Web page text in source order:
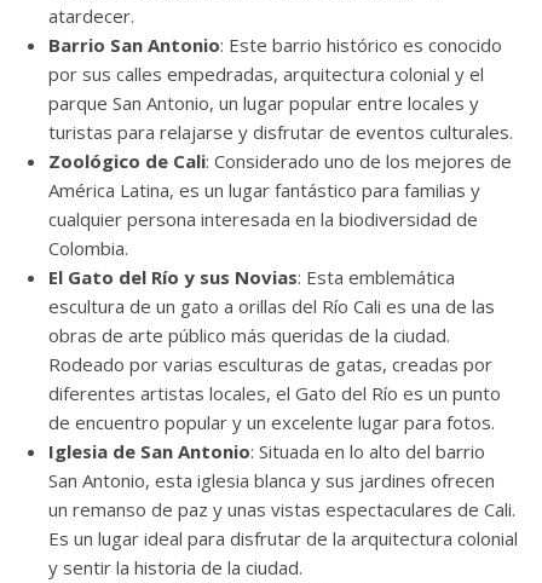
atardecer.
Barrio San Antonio: Este barrio histórico es conocido
por sus calles empedradas, arquitectura colonial y el
parque San Antonio, un lugar popular entre locales y
turistas para relajarse y disfrutar de eventos culturales.
Zoológico de Cali: Considerado uno de los mejores de
América Latina, es un lugar fantástico para familias y
cualquier persona interesada en la biodiversidad de
Colombia.
El Gato del Río y sus Novias: Esta emblemática
escultura de un gato a orillas del Río Cali es una de las
obras de arte público más queridas de la ciudad.
Rodeado por varias esculturas de gatas, creadas por
diferentes artistas locales, el Gato del Río es un punto
de encuentro popular y un excelente lugar para fotos.
Iglesia de San Antonio: Situada en lo alto del barrio
San Antonio, esta iglesia blanca y sus jardines ofrecen
un remanso de paz y unas vistas espectaculares de Cali.
Es un lugar ideal para disfrutar de la arquitectura colonial
y sentir la historia de la ciudad.